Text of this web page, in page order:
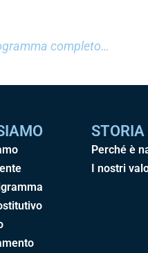
completo…
STORIA
Perché è
I nostri